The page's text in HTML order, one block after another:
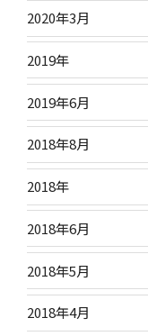
2020年3月
2019年
2019年6月
2018年8月
2018年
2018年6月
2018年5月
2018年4月